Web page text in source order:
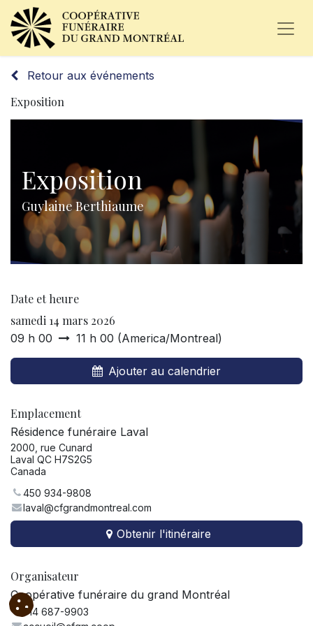
Retour aux événements
Exposition
Exposition
Guylaine Berthiaume
Date et heure
samedi 14 mars 2026
09 h 00 11 h 00 (America/Montreal)
Ajouter au calendrier
Emplacement
Résidence funéraire Laval
2000, rue Cunard
Laval QC H7S2G5
Canada
450 934-9808
laval@cfgrandmontreal.com
Obtenir l'itinéraire
Organisateur
Coopérative funéraire du grand Montréal
514 687-9903